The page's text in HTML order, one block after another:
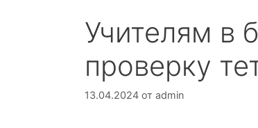
Учителям в
проверку
13.04.2024 от admin